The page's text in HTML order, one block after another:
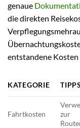
genaue
die direkten
entstandene Kosten
KATEGORIE TIPPS
Fahrtkosten
zur